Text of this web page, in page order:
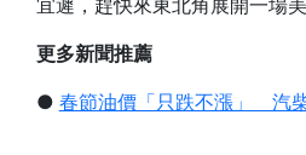
更多新聞推薦
● 春節油價「只跌不漲」 汽